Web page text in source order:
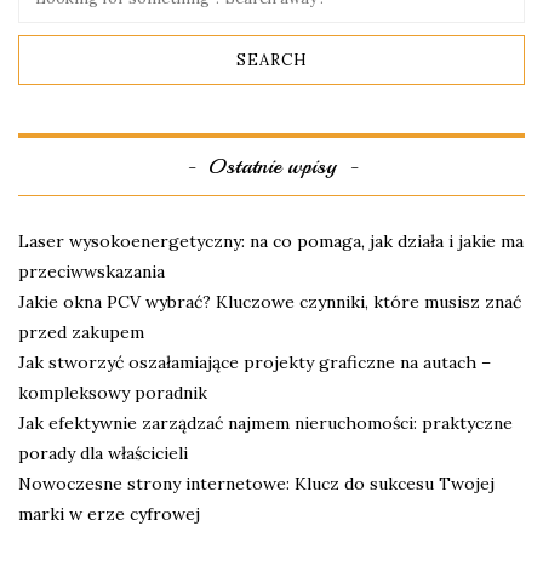
Ostatnie wpisy
Laser wysokoenergetyczny: na co pomaga, jak działa i jakie ma
przeciwwskazania
Jakie okna PCV wybrać? Kluczowe czynniki, które musisz znać
przed zakupem
Jak stworzyć oszałamiające projekty graficzne na autach –
kompleksowy poradnik
Jak efektywnie zarządzać najmem nieruchomości: praktyczne
porady dla właścicieli
Nowoczesne strony internetowe: Klucz do sukcesu Twojej
marki w erze cyfrowej